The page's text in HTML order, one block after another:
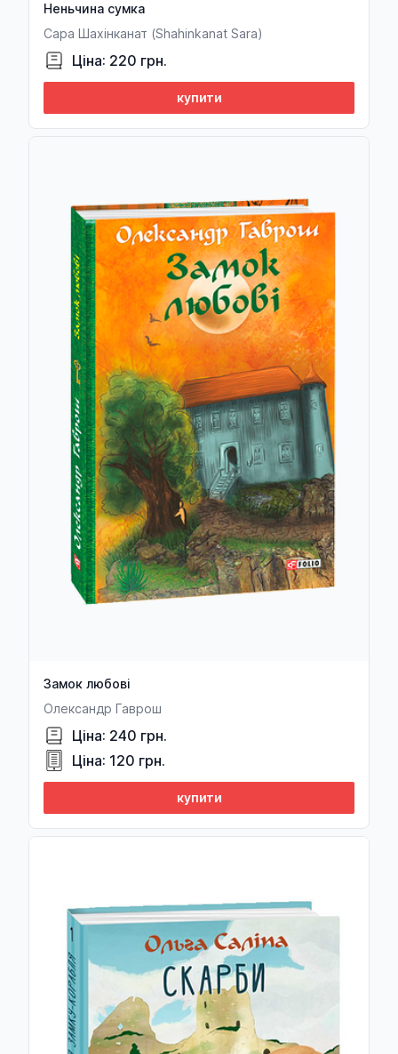
Марія Волкова
Наталья Вологжина
Максимилиан Волошин
Вольтер
Марко Вороний
Микола Вороний
Віктор Миколайович Воронін
Дмитро Воронський
Наталья Вукина
Елена Выскребенцева
Андрей Вышинский
Г. П. Бевз, В. Г. Бевз
Г. П. Бевз, В. Г. Бевз, Н.Г. Владімірова
Василь Ґабор
Анна Гавальда
Тимофій Гаврилів
Олександр Гаврош
Андрей Галушка
Кнут Гамсун
Індрек Гарґла
Роберт Гардман
Луїджи Гарландо
Ісмаїл Гаспринський
Ярослав Гашек
Йозеф Геббельс
Георг Вільгельм Фрідріх Гегель
Неньчина сумка
Сара Шахінканат (Shahinkanat Sara)
Ціна: 220 грн.
купити
Замок любові
Олександр Гаврош
Ціна: 240 грн.
Ціна: 120 грн.
купити